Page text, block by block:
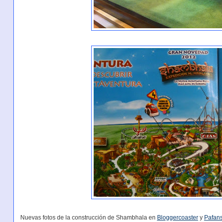
Nuevas fotos de la construcción de Shambhala en Bloggercoastery